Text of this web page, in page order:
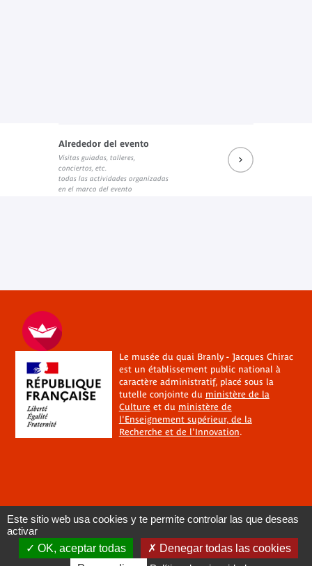
Alrededor del evento
Visitas guiadas, talleres,
conciertos, etc.
todas las actividades organizadas
en el marco del evento
Le musée du quai Branly - Jacques Chirac
est un établissement public national à
caractère administratif, placé sous la
tutelle conjointe du ministère de la
Cultureet du ministère de
l'Enseignement supérieur, de la
Recherche et de l'Innovation.
Este sitio web usa cookies y te permite controlar las que deseas
activar
OK, aceptar todas
Denegar todas las cookies